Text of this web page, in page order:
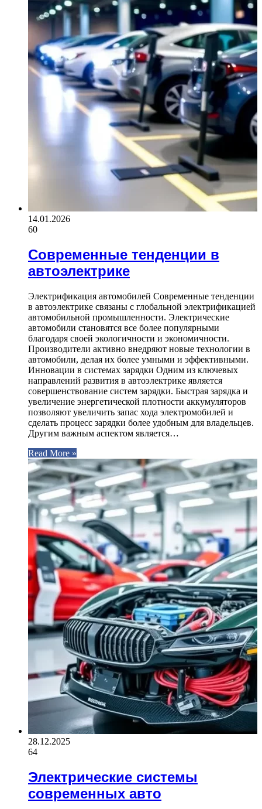
14.01.2026
60
Современные тенденции в
автоэлектрике
Электрификация автомобилей Современные тенденции
в автоэлектрике связаны с глобальной электрификацией
автомобильной промышленности. Электрические
автомобили становятся все более популярными
благодаря своей экологичности и экономичности.
Производители активно внедряют новые технологии в
автомобили, делая их более умными и эффективными.
Инновации в системах зарядки Одним из ключевых
направлений развития в автоэлектрике является
совершенствование систем зарядки. Быстрая зарядка и
увеличение энергетической плотности аккумуляторов
позволяют увеличить запас хода электромобилей и
сделать процесс зарядки более удобным для владельцев.
Другим важным аспектом является…
Read More »
28.12.2025
64
Электрические системы
современных авто